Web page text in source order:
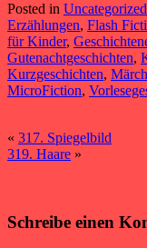
Posted in Uncategorized
Erzählungen, Flash
für Kinder,
Gutenachtgeschichten,
Kurzgeschichten,
MicroFiction,
« 317. Spiegelbild
319. Haare »
Schreibe einen